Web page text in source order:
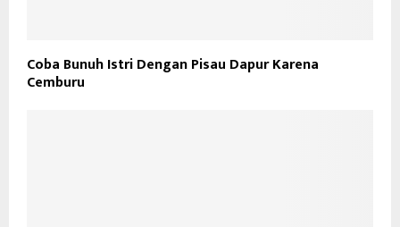
Coba Bunuh Istri Dengan Pisau Dapur Karena
Cemburu